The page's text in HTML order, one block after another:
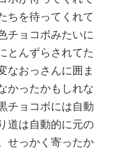
ちを待ってくれて
チョコボみたいに
とんずらされてた
なおっさんに囲ま
かったかもしれな
チョコボには自動
道は自動的に元の
せっかく寄ったか